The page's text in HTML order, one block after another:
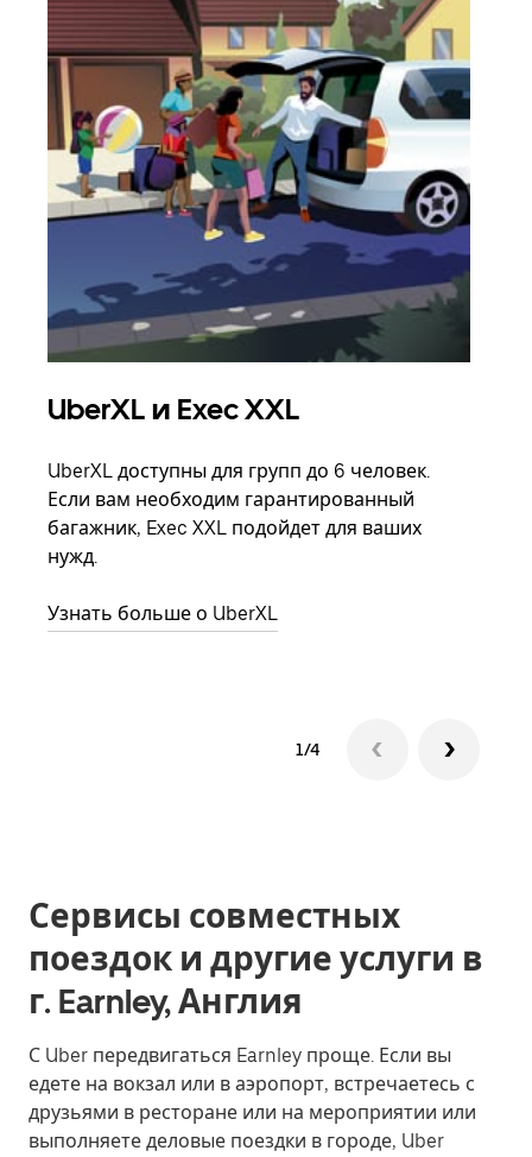
UberXL и Exec XXL
UberXL доступны для групп до 6 человек.
Если вам необходим гарантированный
багажник, Exec XXL подойдет для ваших
нужд.
Узнать больше о UberXL
1/4
Сервисы совместных
поездок и другие услуги в
г. Earnley, Англия
С Uber передвигаться Earnley проще. Если вы
едете на вокзал или в аэропорт, встречаетесь с
друзьями в ресторане или на мероприятии или
выполняете деловые поездки в городе, Uber